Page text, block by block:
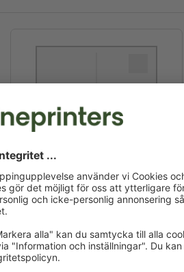
8,5 x 5,5 cm
Utforma online